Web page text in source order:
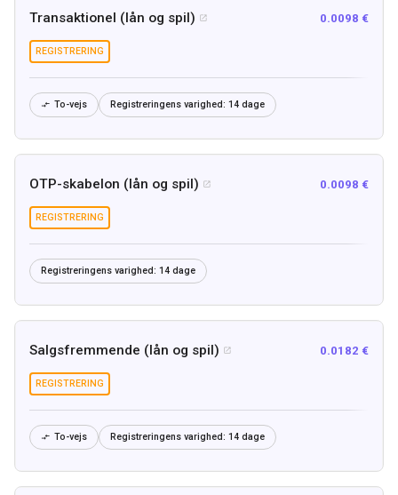
Transaktionel (lån og spil)  0.0098 €
REGISTRERING
 To-vejs Registreringens varighed: 14 dage
OTP-skabelon (lån og spil)  0.0098 €
REGISTRERING
Registreringens varighed: 14 dage
Salgsfremmende (lån og spil)  0.0182 €
REGISTRERING
 To-vejs Registreringens varighed: 14 dage